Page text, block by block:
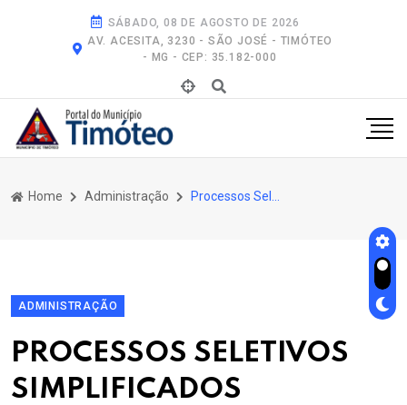
SÁBADO, 08 DE AGOSTO DE 2026
AV. ACESITA, 3230 - SÃO JOSÉ - TIMÓTEO
- MG - CEP: 35.182-000
Home Administração
ADMINISTRAÇÃO
PROCESSOS SELETIVOS
SIMPLIFICADOS